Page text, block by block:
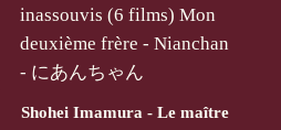
Shohei Imamura - Le maître